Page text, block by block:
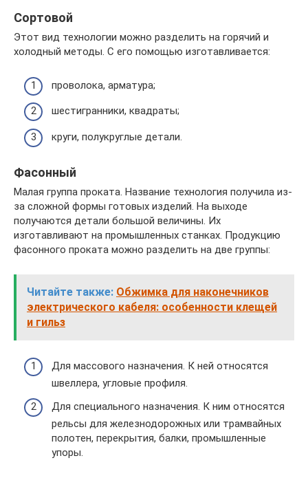
Сортовой
Этот вид технологии можно разделить на горячий и
холодный методы. С его помощью изготавливается:
проволока, арматура;
шестигранники, квадраты;
круги, полукруглые детали.
Фасонный
Малая группа проката. Название технология получила из-
за сложной формы готовых изделий. На выходе
получаются детали большой величины. Их
изготавливают на промышленных станках. Продукцию
фасонного проката можно разделить на две группы:
Читайте также: Обжимка для наконечников
электрического кабеля: особенности клещей
и гильз
Для массового назначения. К ней относятся
швеллера, угловые профиля.
Для специального назначения. К ним относятся
рельсы для железнодорожных или трамвайных
полотен, перекрытия, балки, промышленные
упоры.